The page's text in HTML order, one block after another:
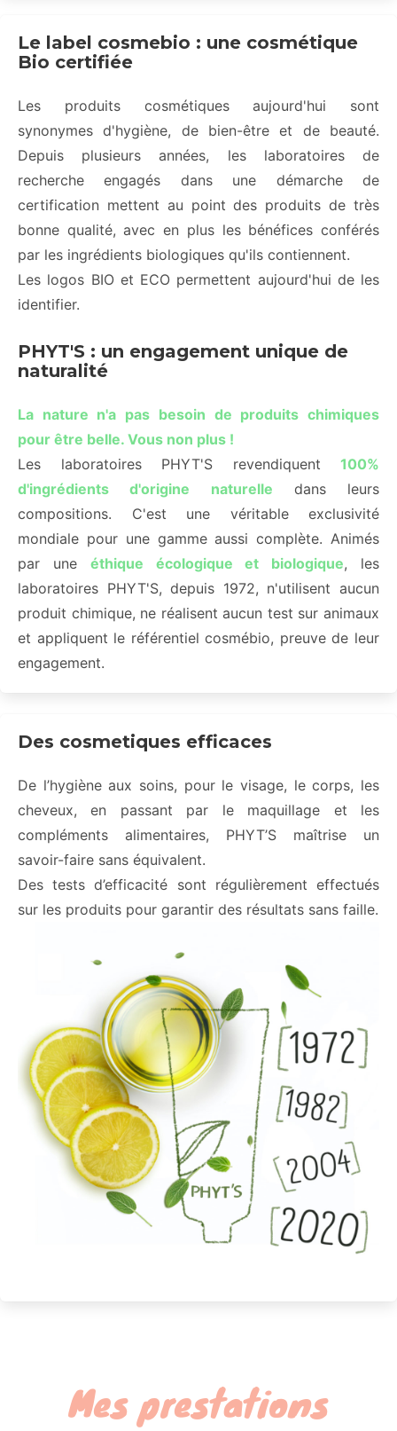
Le label cosmebio : une cosmétique
Bio certifiée
Les produits cosmétiques aujourd'hui sont
synonymes d'hygiène, de bien-être et de beauté.
Depuis plusieurs années, les laboratoires de
recherche engagés dans une démarche de
certification mettent au point des produits de très
bonne qualité, avec en plus les bénéfices conférés
par les ingrédients biologiques qu'ils contiennent.
Les logos BIO et ECO permettent aujourd'hui de les
identifier.
PHYT'S : un engagement unique de
naturalité
La nature n'a pas besoin de produits chimiques
pour être belle. Vous non plus !
Les laboratoires PHYT'S revendiquent 100%
d'ingrédients d'origine naturelle dans leurs
compositions. C'est une véritable exclusivité
mondiale pour une gamme aussi complète. Animés
par une éthique écologique et biologique, les
laboratoires PHYT'S, depuis 1972, n'utilisent aucun
produit chimique, ne réalisent aucun test sur animaux
et appliquent le référentiel cosmébio, preuve de leur
engagement.
Des cosmetiques efficaces
De l’hygiène aux soins, pour le visage, le corps, les
cheveux, en passant par le maquillage et les
compléments alimentaires, PHYT’S maîtrise un
savoir-faire sans équivalent.
Des tests d’efficacité sont régulièrement effectués
sur les produits pour garantir des résultats sans faille.
Mes prestations